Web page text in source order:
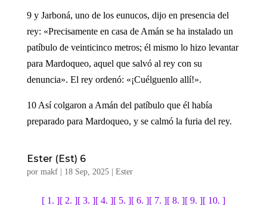
9 y Jarboná, uno de los eunucos, dijo en presencia del
rey: «Precisamente en casa de Amán se ha instalado un
patíbulo de veinticinco metros; él mismo lo hizo levantar
para Mardoqueo, aquel que salvó al rey con su
denuncia». El rey ordenó: «¡Cuélguenlo allí!».
10 Así colgaron a Amán del patíbulo que él había
preparado para Mardoqueo, y se calmó la furia del rey.
Ester (Est) 6
por makf| 18 Sep, 2025| Ester
[ 1. ][ 2. ][ 3. ][ 4. ][ 5. ][ 6. ][ 7. ][ 8. ][ 9. ][ 10. ]